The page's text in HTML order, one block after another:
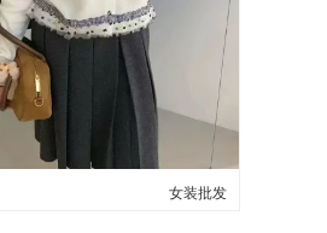
女装批发